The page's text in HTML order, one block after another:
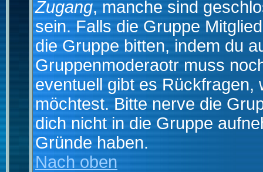
Zugang, manche sind
sein. Falls die Gruppe
die Gruppe bitten, indem du
Gruppenmoderaotr muss
eventuell gibt es
möchtest. Bitte nerve die
dich nicht in die Gruppe
Gründe haben.
Nach oben